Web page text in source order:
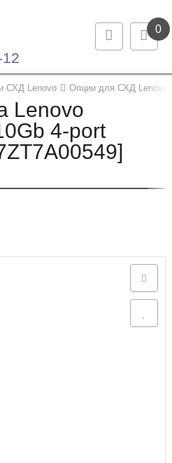
0
СХД Lenovo Опции для СХД Lenovo
Lenovo
4-port